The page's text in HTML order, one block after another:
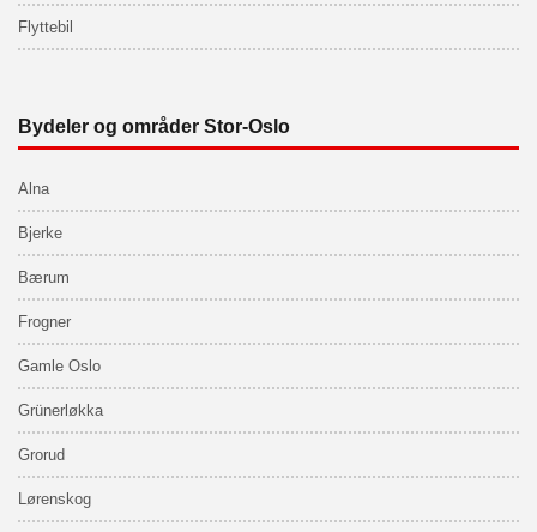
Flyttebil
Bydeler og områder Stor-Oslo
Alna
Bjerke
Bærum
Frogner
Gamle Oslo
Grünerløkka
Grorud
Lørenskog